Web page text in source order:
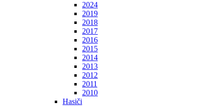
2024
2019
2018
2017
2016
2015
2014
2013
2012
2011
2010
Hasiči